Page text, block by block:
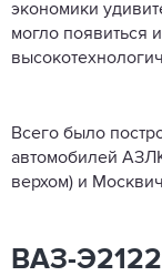
экономики
могло появиться
Всего было
автомобилей
верхом) и
ВАЗ-Э2122